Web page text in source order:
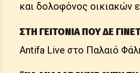
και δολοφόνος οικιακών
ΣΤΗ ΓΕΙΤΟΝΙΑ ΠΟΥ ΔΕ
Antifa Live στο Παλαιό